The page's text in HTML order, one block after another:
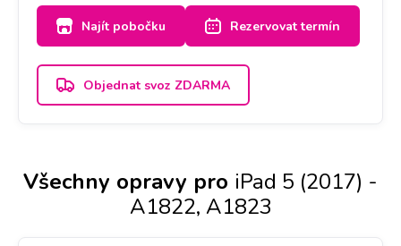
Najít pobočku Rezervovat termín
Objednat svoz ZDARMA
Všechny opravy pro iPad 5 (2017) -
A1822, A1823